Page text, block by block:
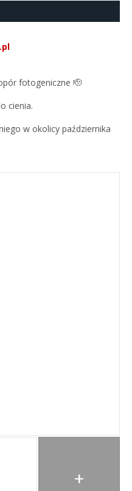
fotogeniczne 🫡
cienia.
w okolicy października
+